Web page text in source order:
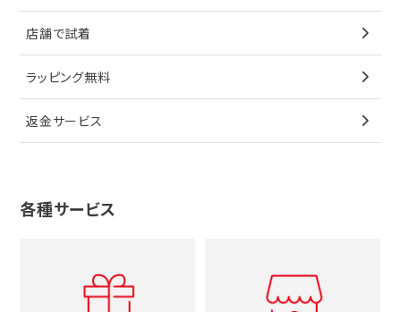
ペンダントトップ
ブローチ
その他
ノーブランドジュエリーをすべて見る
ブレスレット
ペンダントトップ
ブローチ
その他
ティファニー
ブルガリ
サングラス
シューズ
香水
シャネル
シャネル
タグホイヤー
カルティエ
セイコー
メンズ時計
時計をすべて見る
カルティエ
ウノアエレ
4℃
グッチ
ルイヴィトン
星
リボン
花
十字架
イニシャル
店舗で試着
ラッピング無料
返金サービス
各種サービス